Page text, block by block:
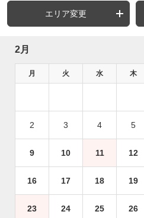
エリア変更
2月
月 火 水 木
2 3 4 5
9 10 11 12
16 17 18 19
23 24 25 26